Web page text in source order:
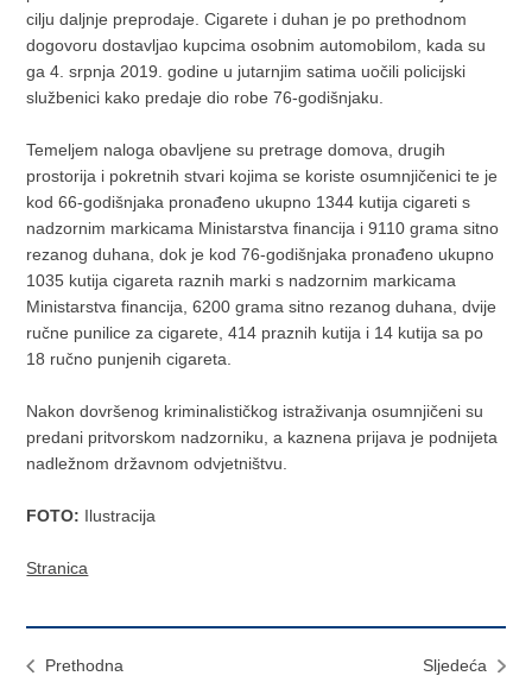
cilju daljnje preprodaje. Cigarete i duhan je po prethodnom
dogovoru dostavljao kupcima osobnim automobilom, kada su
ga 4. srpnja 2019. godine u jutarnjim satima uočili policijski
službenici kako predaje dio robe 76-godišnjaku.
Temeljem naloga obavljene su pretrage domova, drugih
prostorija i pokretnih stvari kojima se koriste osumnjičenici te je
kod 66-godišnjaka pronađeno ukupno 1344 kutija cigareti s
nadzornim markicama Ministarstva financija i 9110 grama sitno
rezanog duhana, dok je kod 76-godišnjaka pronađeno ukupno
1035 kutija cigareta raznih marki s nadzornim markicama
Ministarstva financija, 6200 grama sitno rezanog duhana, dvije
ručne punilice za cigarete, 414 praznih kutija i 14 kutija sa po
18 ručno punjenih cigareta.
Nakon dovršenog kriminalističkog istraživanja osumnjičeni su
predani pritvorskom nadzorniku, a kaznena prijava je podnijeta
nadležnom državnom odvjetništvu.
FOTO: Ilustracija
Stranica
Prethodna
Sljedeća